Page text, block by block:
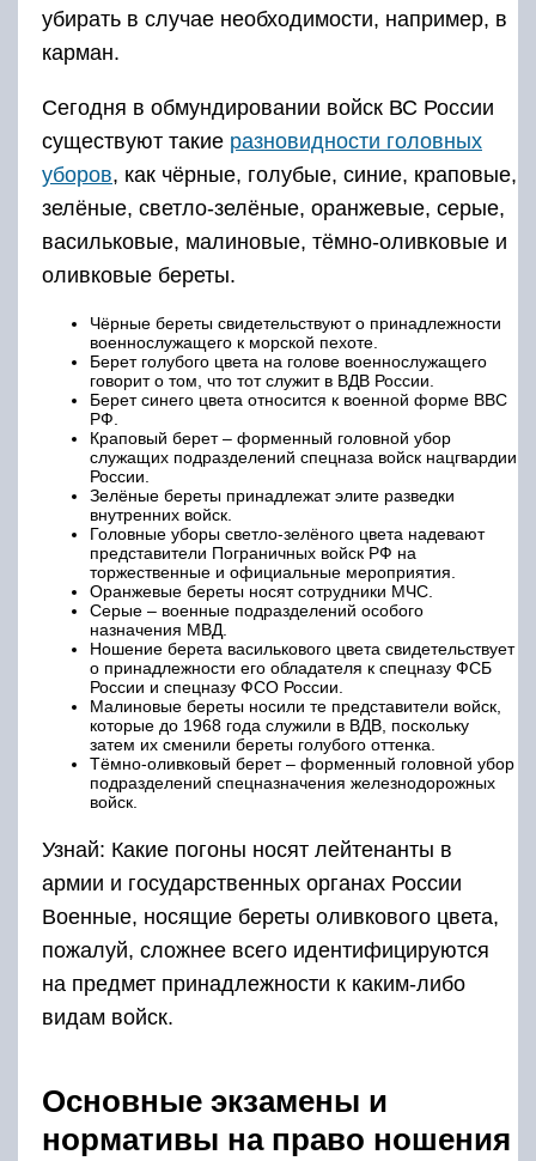
убирать в случае необходимости, например, в
карман.
Сегодня в обмундировании войск ВС России
существуют такие разновидности головных
уборов, как чёрные, голубые, синие, краповые,
зелёные, светло-зелёные, оранжевые, серые,
васильковые, малиновые, тёмно-оливковые и
оливковые береты.
Чёрные береты свидетельствуют о принадлежности
военнослужащего к морской пехоте.
Берет голубого цвета на голове военнослужащего
говорит о том, что тот служит в ВДВ России.
Берет синего цвета относится к военной форме ВВС
РФ.
Краповый берет – форменный головной убор
служащих подразделений спецназа войск нацгвардии
России.
Зелёные береты принадлежат элите разведки
внутренних войск.
Головные уборы светло-зелёного цвета надевают
представители Пограничных войск РФ на
торжественные и официальные мероприятия.
Оранжевые береты носят сотрудники МЧС.
Серые – военные подразделений особого
назначения МВД.
Ношение берета василькового цвета свидетельствует
о принадлежности его обладателя к спецназу ФСБ
России и спецназу ФСО России.
Малиновые береты носили те представители войск,
которые до 1968 года служили в ВДВ, поскольку
затем их сменили береты голубого оттенка.
Тёмно-оливковый берет – форменный головной убор
подразделений спецназначения железнодорожных
войск.
Узнай: Какие погоны носят лейтенанты в
армии и государственных органах России
Военные, носящие береты оливкового цвета,
пожалуй, сложнее всего идентифицируются
на предмет принадлежности к каким-либо
видам войск.
Основные экзамены и
нормативы на право ношения